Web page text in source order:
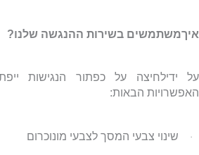
איךמשתמשים בשירות ההנגשה שלנו?
על ידילחיצה על כפתור הנגישות
האפשרויות הבאות:
· שינוי צבעי המסך לצבעי מונוכרום